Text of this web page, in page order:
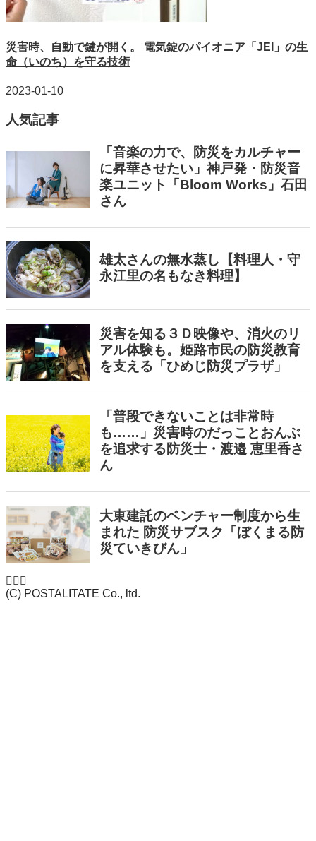
災害時、自動で鍵が開く。 電気錠のパイオニア「JEI」の生
命（いのち）を守る技術
2023-01-10
人気記事
(C) POSTALITATE Co., ltd.